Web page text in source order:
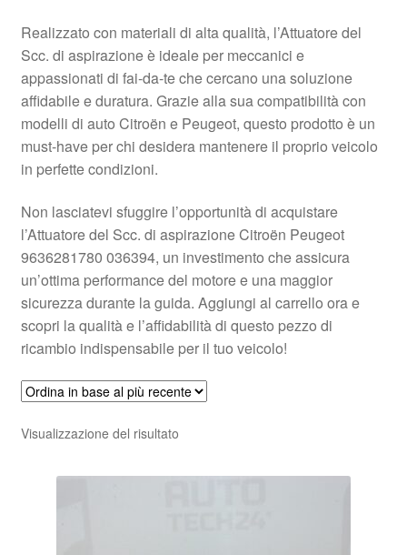
Rimostranza
Spedizione in tutto il mondo
Termini e condizioni
Realizzato con materiali di alta qualità, l’Attuatore del
Scc. di aspirazione è ideale per meccanici e
appassionati di fai-da-te che cercano una soluzione
affidabile e duratura. Grazie alla sua compatibilità con
modelli di auto Citroën e Peugeot, questo prodotto è un
must-have per chi desidera mantenere il proprio veicolo
in perfette condizioni.
Non lasciatevi sfuggire l’opportunità di acquistare
l’Attuatore del Scc. di aspirazione Citroën Peugeot
9636281780 036394, un investimento che assicura
un’ottima performance del motore e una maggior
sicurezza durante la guida. Aggiungi al carrello ora e
scopri la qualità e l’affidabilità di questo pezzo di
ricambio indispensabile per il tuo veicolo!
Visualizzazione del risultato